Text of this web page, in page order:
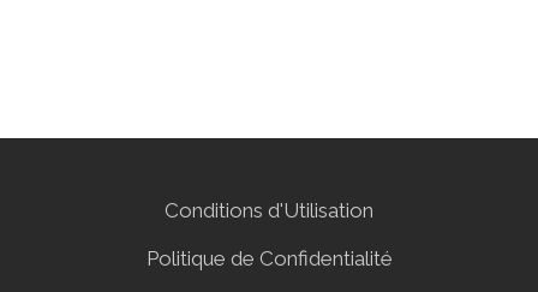
Conditions d'Utilisation
Politique de Confidentialité